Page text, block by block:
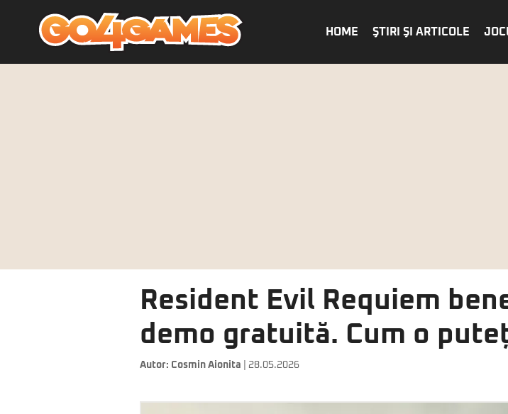
HOME ŞTIRI ŞI ARTICOLE
Resident Evil Requiem
demo gratuită. Cum o
Autor: Cosmin Aionita | 28.05.2026